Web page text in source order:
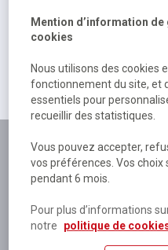
excuser pour la
Retour
Plus de 180
à votre écoute
Plus de 80 000
disponibles
Expédition le jour
si validation avant 12h
Mention d’information
cookies
Nous utilisons des cookies
fonctionnement du site, et
essentiels pour
recueillir des statistiques.
Vous pouvez accepter,
vos préférences. Vos choix
pendant 6 mois.
Pour plus d’informations
notre
politique de